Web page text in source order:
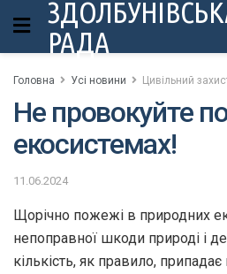
РАДА
Головна Усі новини Цивільний
Не провокуйте
екосистемах!
11.06.2024
Щорічно пожежі в природних
непоправної шкоди природі і
кількість, як правило, припадає